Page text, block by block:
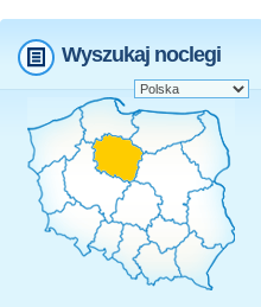
Wyszukaj noclegi